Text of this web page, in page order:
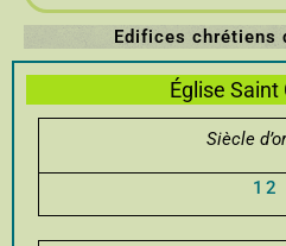
Edifices chrétiens
Église Saint
Siècle
12